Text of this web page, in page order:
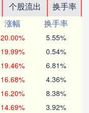
个股流出
换手率
涨幅
换手率
20.00% 5.55%
19.99% 0.54%
19.46% 6.81%
16.68% 4.36%
16.20% 8.38%
14.69% 3.92%